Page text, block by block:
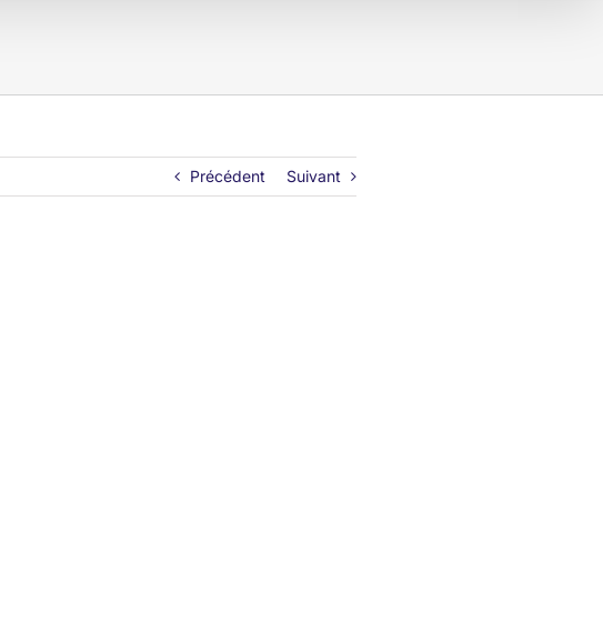
Précédent Suivant